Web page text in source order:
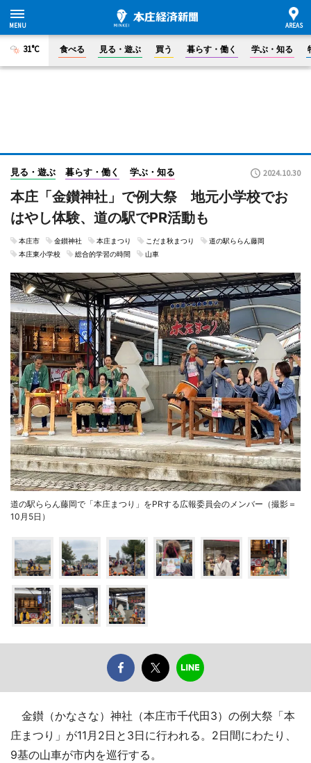
31°C 食べる 見る・遊ぶ 買う 暮らす・働く 学ぶ・知る
見る・遊ぶ 暮らす・働く 学ぶ・知る 2024.10.30
本庄「金鑚神社」で例大祭 地元小学校でお
はやし体験、道の駅でPR活動も
本庄市 金鑚神社 本庄まつり こだま秋まつり
道の駅ららん藤岡
本庄東小学校
総合的学習の時間 山車
道の駅ららん藤岡で「本庄まつり」をPRする広報委員会のメンバー（撮影＝
10月5日）
金鑚（かなさな）神社（本庄市千代田3）の例大祭「本
庄まつり」が11月2日と3日に行われる。2日間にわたり、
9基の山車が市内を巡行する。